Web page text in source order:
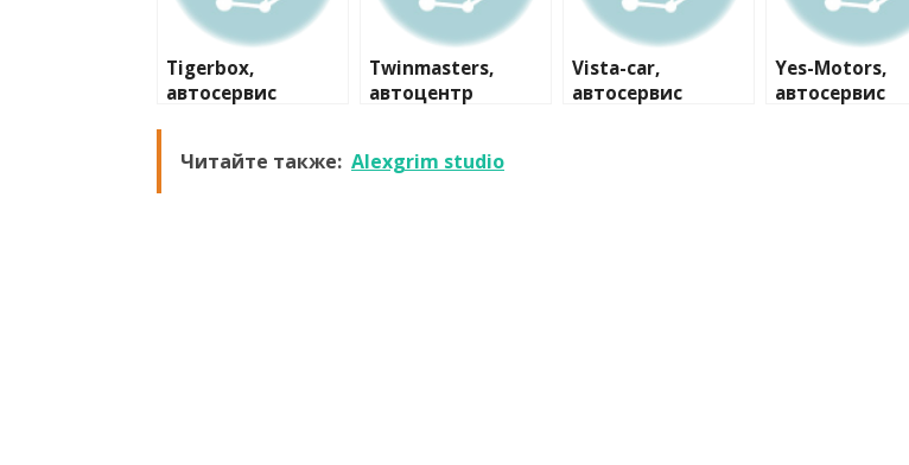
Tigerbox,
автосервис
Twinmasters,
автоцентр
Vista-car,
автосервис
Yes-Motors,
автосервис
Читайте также: Alexgrim studio